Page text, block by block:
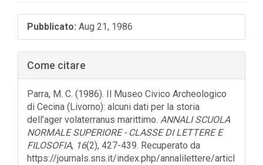
Barra
laterale
dell'articolo
Pubblicato: Aug 21, 1986
Come citare
Parra, M. C. (1986). Il Museo Civico Archeologico
di Cecina (Livorno): alcuni dati per la storia
dell’ager volaterranus marittimo. ANNALI SCUOLA
NORMALE SUPERIORE - CLASSE DI LETTERE E
FILOSOFIA, 16(2), 427-439. Recuperato da
https://journals.sns.it/index.php/annalilettere/articl